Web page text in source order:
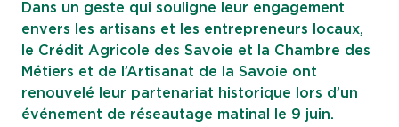
Dans un geste qui souligne leur engagement
envers les artisans et les entrepreneurs locaux,
le Crédit Agricole des Savoie et la Chambre des
Métiers et de l’Artisanat de la Savoie ont
renouvelé leur partenariat historique lors d’un
événement de réseautage matinal le 9 juin.